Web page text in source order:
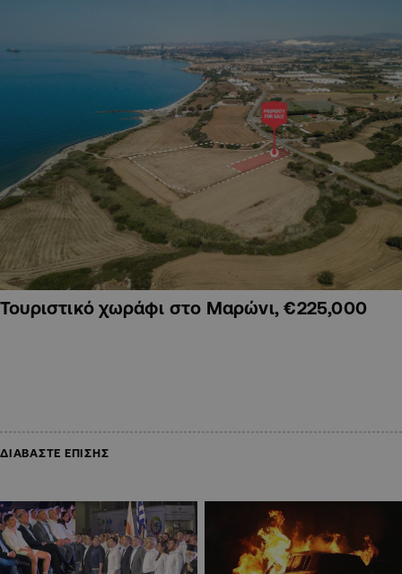
Τουριστικό χωράφι στο Μαρώνι, €225,000
ΔΙΑΒΑΣΤΕ ΕΠΙΣΗΣ